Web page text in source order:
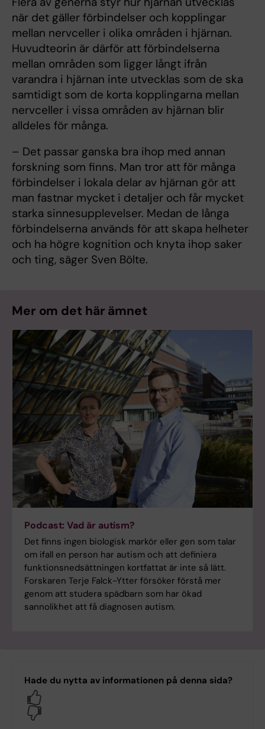
när det gäller förbindelser och kopplingar
mellan nervceller i olika områden i hjärnan.
Huvudteorin är därför att förbindelserna
mellan områden som ligger långt ifrån
varandra i hjärnan inte utvecklas som de ska
samtidigt som de korta kopplingarna mellan
nervceller i vissa områden av hjärnan blir
alldeles för många.
– Det passar ganska bra ihop med annan
forskning som finns. Man tror att för många
förbindelser i lokala delar av hjärnan gör att
man fastnar mycket i detaljer och får mycket
starka sinnesupplevelser. Medan de långa
förbindelserna används för att skapa helheter
och ha högre kognition och knyta ihop saker
och ting, säger Sven Bölte.
Mer om det här ämnet
Podcast: Vad är autism?
Det finns ingen biologisk markör eller gen som talar
om ifall en person har autism och att definiera
funktionsnedsättningen kortfattat är inte så lätt.
Forskaren Terje Falck-Ytter försöker förstå mer
genom att studera spädbarn som har ökad
sannolikhet att få diagnosen autism.
Hade du nytta av informationen på denna sida?